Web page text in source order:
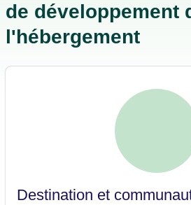
de développement
l'hébergement
Destination et